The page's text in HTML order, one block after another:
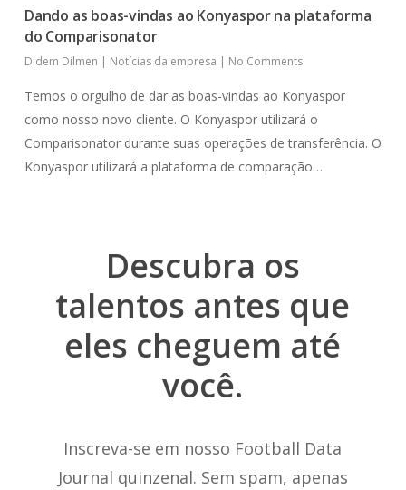
Dando as boas-vindas ao Konyaspor na plataforma
do Comparisonator
Didem Dilmen | Notícias da empresa | No Comments
Temos o orgulho de dar as boas-vindas ao Konyaspor
como nosso novo cliente. O Konyaspor utilizará o
Comparisonator durante suas operações de transferência. O
Konyaspor utilizará a plataforma de comparação…
Descubra os
talentos antes que
eles cheguem até
você.
Inscreva-se em nosso Football Data
Journal quinzenal. Sem spam, apenas